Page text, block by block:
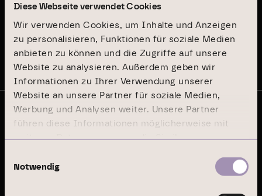
Diese Webseite verwendet Cookies
Wir verwenden Cookies, um Inhalte und Anzeigen
zu personalisieren, Funktionen für soziale Medien
anbieten zu können und die Zugriffe auf unsere
Website zu analysieren. Außerdem geben wir
Informationen zu Ihrer Verwendung unserer
Website an unsere Partner für soziale Medien,
Werbung und Analysen weiter. Unsere Partner
führen diese Informationen möglicherweise mit
weiteren Daten zusammen, die Sie ihnen
Nutzung der Dienste gesammelt haben.
Notwendig
Nachhaltigkeitsbericht 2024
Auf dem Laufenden bleiben
© Branicks Group AG 2026
Wir sind als ­Investment-, ­Asset- und
und Logistikimmobilien spezialisiert.